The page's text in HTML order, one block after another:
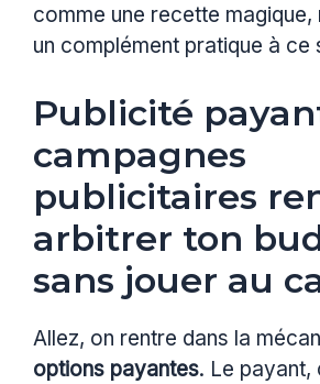
comme une recette magique,
un complément pratique à ce
Publicité
campagnes
publicitaires
arbitrer ton
sans jouer au
Allez, on rentre dans la
options payantes. Le payant,